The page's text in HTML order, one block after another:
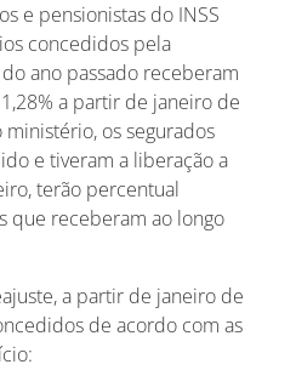
e pensionistas do INSS
concedidos pela
ano passado receberam
a partir de janeiro de
os segurados
e tiveram a liberação a
terão percentual
que receberam ao longo
a partir de janeiro de
de acordo com as